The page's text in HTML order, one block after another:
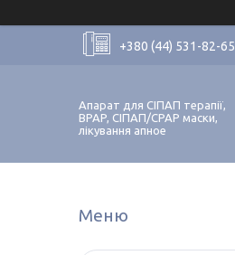
+380 (44) 531-82-65
Апарат для СІПАП терапії,
BPAP, СІПАП/CPAP маски,
лікування апное